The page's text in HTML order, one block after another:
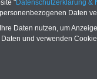
"Datenschutzerklärung &
Daten
Daten nutzen, um
und verwenden